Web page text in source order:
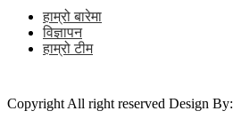
हाम्रो बारेमा
विज्ञापन
हाम्रो टीम
Copyright All right reserved Design By: